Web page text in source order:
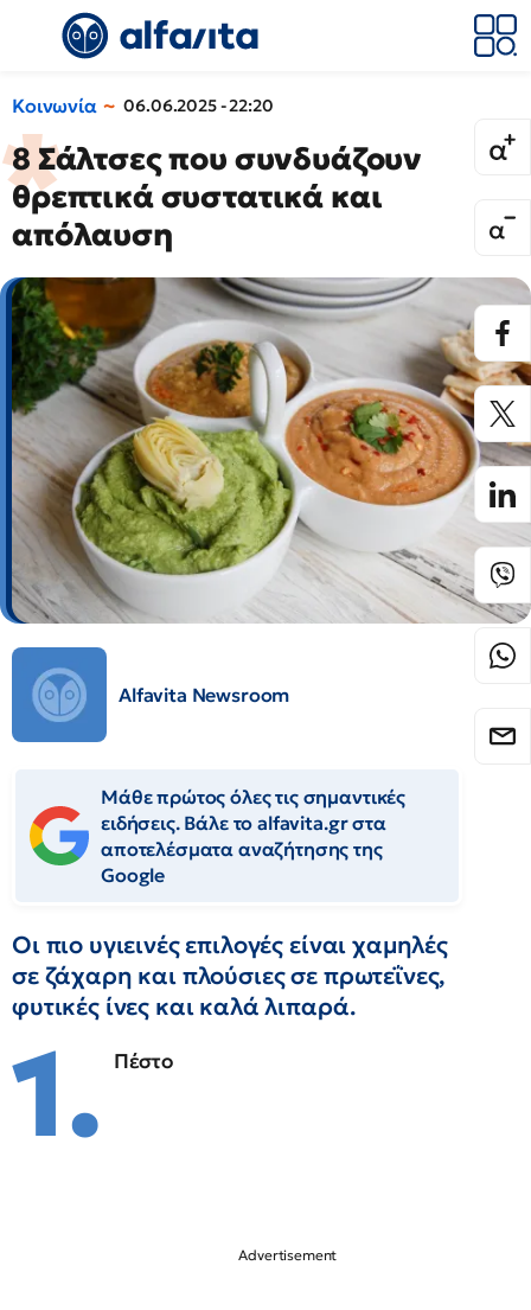
Κοινωνία 06.06.2025 - 22:20
8 Σάλτσες που συνδυάζουν
θρεπτικά συστατικά και
απόλαυση
Alfavita Newsroom
Μάθε πρώτος όλες τις σημαντικές
ειδήσεις. Βάλε το alfavita.gr στα
αποτελέσματα αναζήτησης της
Google
Οι πιο υγιεινές επιλογές είναι χαμηλές
σε ζάχαρη και πλούσιες σε πρωτεΐνες,
φυτικές ίνες και καλά λιπαρά.
1. Πέστο